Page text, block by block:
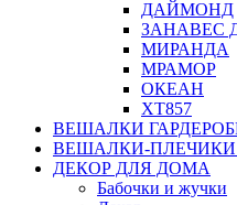
ДАЙМОНД
ЗАНАВЕС
МИРАНДА
МРАМОР
ОКЕАН
ХТ857
ВЕШАЛКИ
ВЕШАЛКИ-
ДЕКОР ДЛЯ ДОМА
Бабочки и жучки